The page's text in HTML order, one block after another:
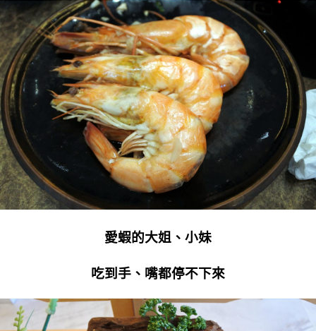
愛蝦的大姐、小妹
吃到手、嘴都停不下來